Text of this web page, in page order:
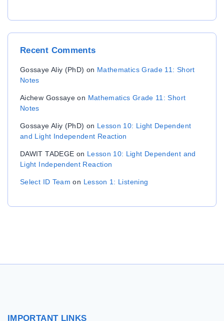
Recent Comments
Gossaye Aliy (PhD) on Mathematics Grade 11: Short
Notes
Aichew Gossaye on Mathematics Grade 11: Short
Notes
Gossaye Aliy (PhD) on Lesson 10: Light Dependent
and Light Independent Reaction
DAWIT TADEGE on Lesson 10: Light Dependent and
Light Independent Reaction
Select ID Team on Lesson 1: Listening
IMPORTANT LINKS